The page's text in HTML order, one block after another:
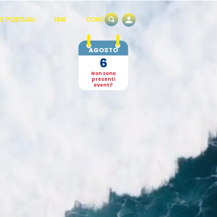
PORTUALI LINK CONTATTI
AGOSTO
6
Non sono
presenti
eventi!